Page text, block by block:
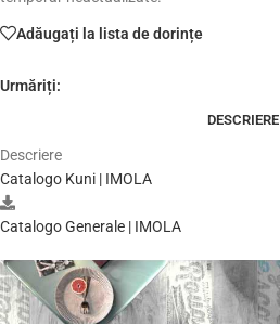
Adăugați la lista de dorințe
Urmăriți:
DESCRIERE
Descriere
Catalogo Kuni | IMOLA
Catalogo Generale | IMOLA